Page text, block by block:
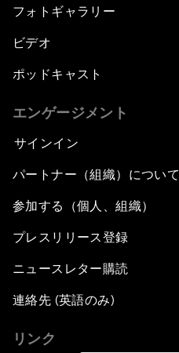
フォトギャラリー
ビデオ
ポッドキャスト
エンゲージメント
サインイン
パートナー（組織）について
参加する（個人、組織）
プレスリリース登録
ニュースレター購読
連絡先 (英語のみ)
リンク